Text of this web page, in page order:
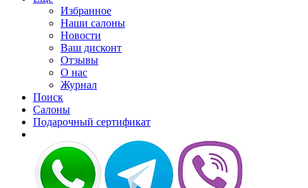
Избранное
Наши салоны
Новости
Ваш дисконт
Отзывы
О нас
Журнал
Поиск
Салоны
Подарочный сертификат